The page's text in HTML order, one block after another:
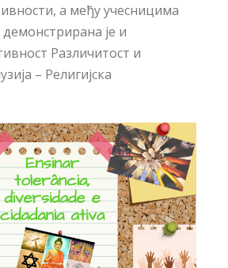
а међу учесницима
је и
Различитост и
– Религијска